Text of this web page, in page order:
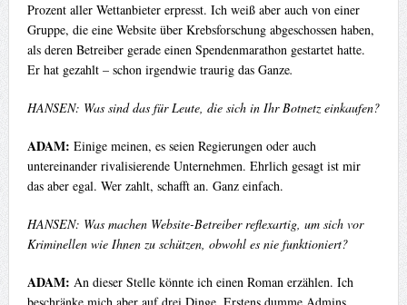
Prozent aller Wettanbieter erpresst. Ich weiß aber auch von einer
Gruppe, die eine Website über Krebsforschung abgeschossen haben,
als deren Betreiber gerade einen Spendenmarathon gestartet hatte.
Er hat gezahlt – schon irgendwie traurig das Ganze.
HANSEN: Was sind das für Leute, die sich in Ihr Botnetz einkaufen?
ADAM: Einige meinen, es seien Regierungen oder auch
untereinander rivalisierende Unternehmen. Ehrlich gesagt ist mir
das aber egal. Wer zahlt, schafft an. Ganz einfach.
HANSEN: Was machen Website-Betreiber reflexartig, um sich vor
Kriminellen wie Ihnen zu schützen, obwohl es nie funktioniert?
ADAM: An dieser Stelle könnte ich einen Roman erzählen. Ich